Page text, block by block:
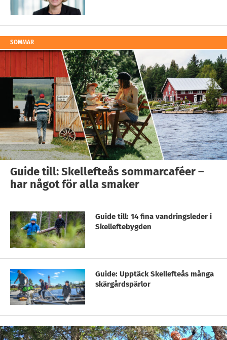
SOMMAR
Guide till: Skellefteås sommarcaféer –
har något för alla smaker
Guide till: 14 fina vandringsleder i
Skelleftebygden
Guide: Upptäck Skellefteås många
skärgårdspärlor